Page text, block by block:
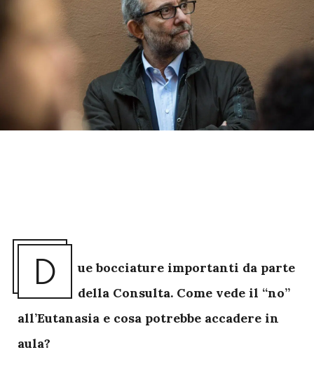
D
ue bocciature importanti da parte
della Consulta. Come vede il “no”
all’Eutanasia e cosa potrebbe accadere in
aula?